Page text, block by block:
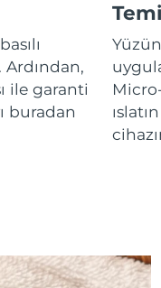
ile garanti
buradan